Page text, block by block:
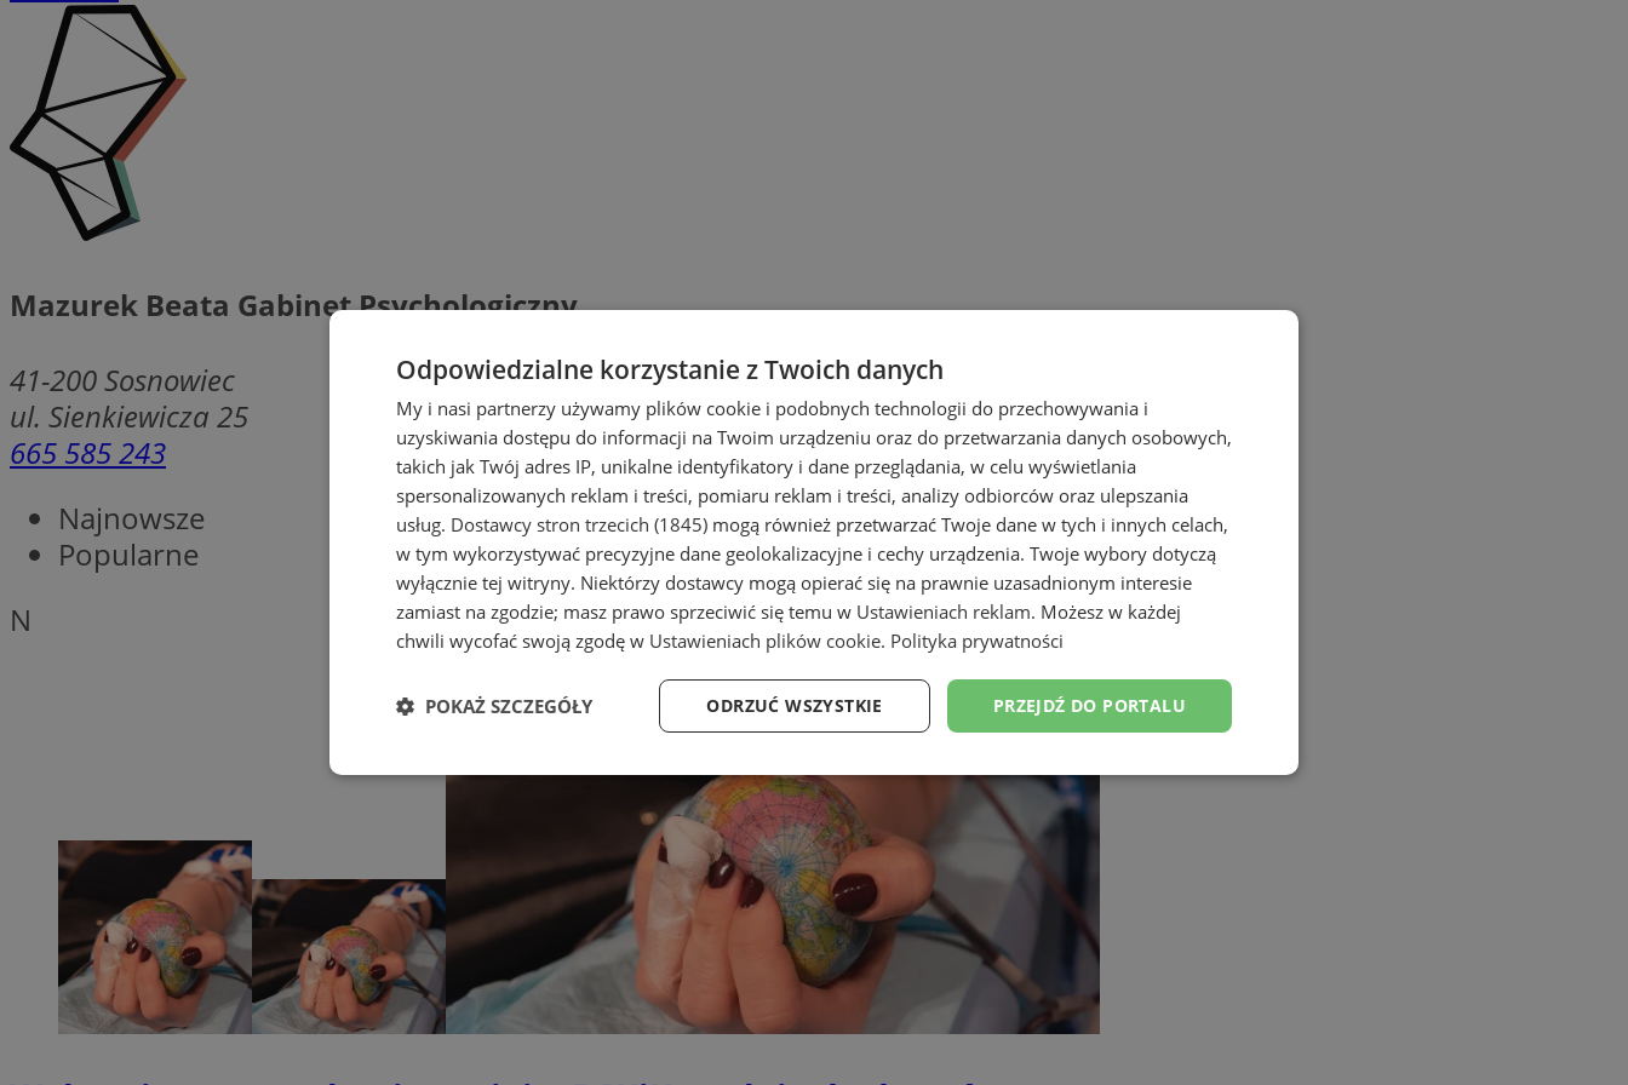
Mazurek Beata Gabinet Psychologiczny
41-200Sosnowiec
ul. Sienkiewicza 25
665 585 243
Najnowsze
Popularne
N
Odpowiedzialne korzystanie z Twoich danych
My i nasi partnerzy używamy plików cookie i podobnych technologii do przechowywania i
uzyskiwania dostępu do informacji na Twoim urządzeniu oraz do przetwarzania danych osobowych,
takich jak Twój adres IP, unikalne identyfikatory i dane przeglądania, w celu wyświetlania
spersonalizowanych reklam i treści, pomiaru reklam i treści, analizy odbiorców oraz ulepszania
usług. Dostawcy stron trzecich (1845) mogą również przetwarzać Twoje dane w tych i innych celach,
w tym wykorzystywać precyzyjne dane geolokalizacyjne i cechy urządzenia. Twoje wybory dotyczą
wyłącznie tej witryny. Niektórzy dostawcy mogą opierać się na prawnie uzasadnionym interesie
zamiast na zgodzie; masz prawo sprzeciwić się temu w Ustawieniach reklam. Możesz w każdej
chwili wycofać swoją zgodę w Ustawieniach plików cookie. Polityka prywatności
PRZEJDŹ DO PORTALU
ODRZUĆ WSZYSTKIE
POKAŻ SZCZEGÓŁY
Niezbędne Wydajność Targetowanie Funkcjonalność Niesklasyfikowane
Niezbędne Wydajność Targetowanie Funkcjonalność Niesklasyfikowane
Niezbędne pliki cookie umożliwiają korzystanie z podstawowych funkcji strony internetowej, takich jak logowanie użytkownika i
zarządzanie kontem. Bez niezbędnych plików cookie nie można prawidłowo korzystać ze strony internetowej.